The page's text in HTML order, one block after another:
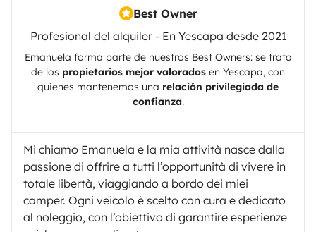
Best Owner
Profesional del alquiler - En Yescapa desde 2021
Emanuela forma parte de nuestros Best Owners: se trata
de los propietarios mejor valorados en Yescapa, con
quienes mantenemos una relación privilegiada de
confianza.
Mi chiamo Emanuela e la mia attività nasce dalla
passione di offrire a tutti l’opportunità di vivere in
totale libertà, viaggiando a bordo dei miei
camper. Ogni veicolo è scelto con cura e dedicato
al noleggio, con l’obiettivo di garantire esperienze